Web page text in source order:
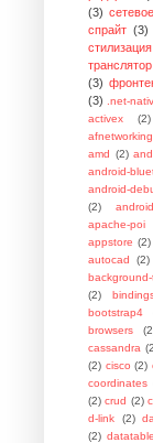
(3)
спрайт (3)
стилизация
транслятор
(3)
(3)
.net-
activex
(2)
afnetworking
amd (2)
android-
android-
(2)
apache-poi
appstore (2)
autocad
(2)
(2)
bootstrap4
browsers
cassandra
(2) cisco (2)
coordinates
(2) crud (2)
d-link
(2)
(2) datatable